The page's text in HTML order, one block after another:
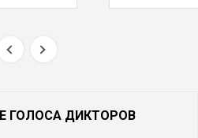
ГОЛОСА ДИКТОРОВ